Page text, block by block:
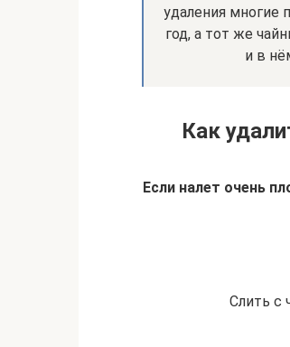
удаления многие
год, а тот же
и в
Как
Если налет очень
Слить с